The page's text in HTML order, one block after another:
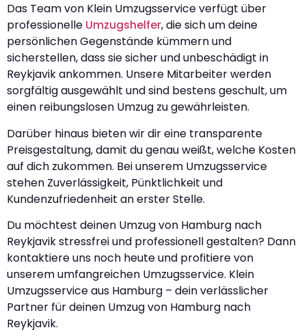
Das Team von Klein Umzugsservice verfügt über
professionelle Umzugshelfer, die sich um deine
persönlichen Gegenstände kümmern und
sicherstellen, dass sie sicher und unbeschädigt in
Reykjavik ankommen. Unsere Mitarbeiter werden
sorgfältig ausgewählt und sind bestens geschult, um
einen reibungslosen Umzug zu gewährleisten.
Darüber hinaus bieten wir dir eine transparente
Preisgestaltung, damit du genau weißt, welche Kosten
auf dich zukommen. Bei unserem Umzugsservice
stehen Zuverlässigkeit, Pünktlichkeit und
Kundenzufriedenheit an erster Stelle.
Du möchtest deinen Umzug von Hamburg nach
Reykjavik stressfrei und professionell gestalten? Dann
kontaktiere uns noch heute und profitiere von
unserem umfangreichen Umzugsservice. Klein
Umzugsservice aus Hamburg – dein verlässlicher
Partner für deinen Umzug von Hamburg nach
Reykjavik.